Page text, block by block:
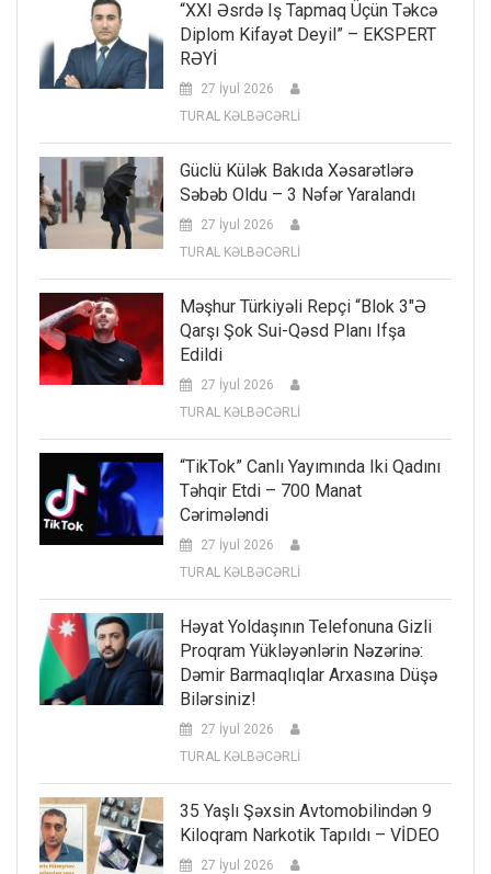
“XXI Əsrdə Iş Tapmaq Üçün Təkcə
Diplom Kifayət Deyil” – EKSPERT
RƏYİ
27 İyul 2026
TURAL KƏLBƏCƏRLİ
Güclü Külək Bakıda Xəsarətlərə
Səbəb Oldu – 3 Nəfər Yaralandı
27 İyul 2026
TURAL KƏLBƏCƏRLİ
Məşhur Türkiyəli Repçi “Blok 3″ə
Qarşı Şok Sui-Qəsd Planı Ifşa
Edildi
27 İyul 2026
TURAL KƏLBƏCƏRLİ
“TikTok” Canlı Yayımında Iki Qadını
Təhqir Etdi – 700 Manat
Cərimələndi
27 İyul 2026
TURAL KƏLBƏCƏRLİ
Həyat Yoldaşının Telefonuna Gizli
Proqram Yükləyənlərin Nəzərinə:
Dəmir Barmaqlıqlar Arxasına Düşə
Bilərsiniz!
27 İyul 2026
TURAL KƏLBƏCƏRLİ
35 Yaşlı Şəxsin Avtomobilindən 9
Kiloqram Narkotik Tapıldı – VİDEO
27 İyul 2026